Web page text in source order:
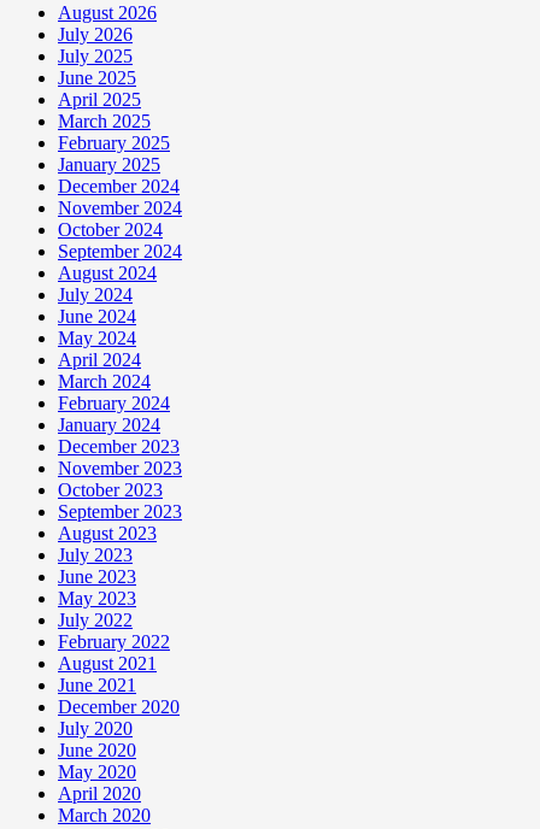
August 2026
July 2026
July 2025
June 2025
April 2025
March 2025
February 2025
January 2025
December 2024
November 2024
October 2024
September 2024
August 2024
July 2024
June 2024
May 2024
April 2024
March 2024
February 2024
January 2024
December 2023
November 2023
October 2023
September 2023
August 2023
July 2023
June 2023
May 2023
July 2022
February 2022
August 2021
June 2021
December 2020
July 2020
June 2020
May 2020
April 2020
March 2020